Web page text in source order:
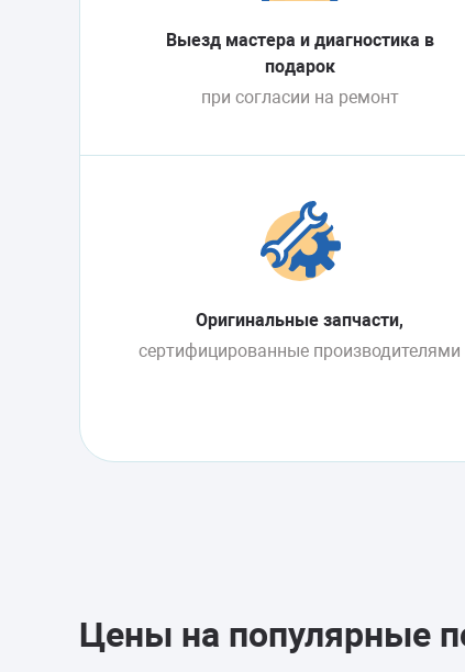
Выезд мастера и диагностика в
подарок
при согласии на ремонт
Оригинальные запчасти,
сертифицированные производителями
Цены на популярные